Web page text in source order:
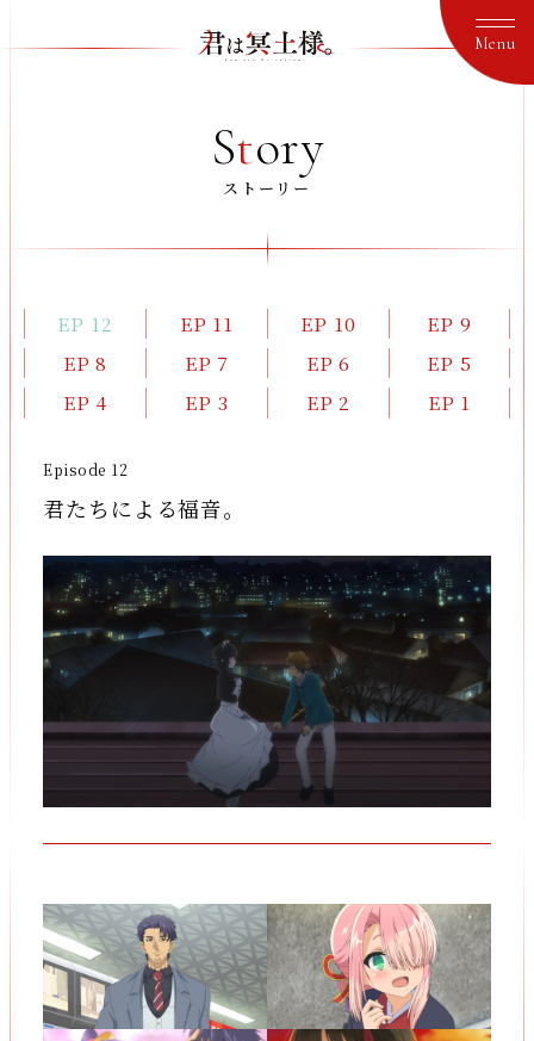
Story
ストーリー
EP 12 EP 11 EP 10
EP 9
EP 8
EP 7 EP 6
EP 5
EP 4
EP 3 EP 2 EP 1
Episode 12
君たちによる福音。